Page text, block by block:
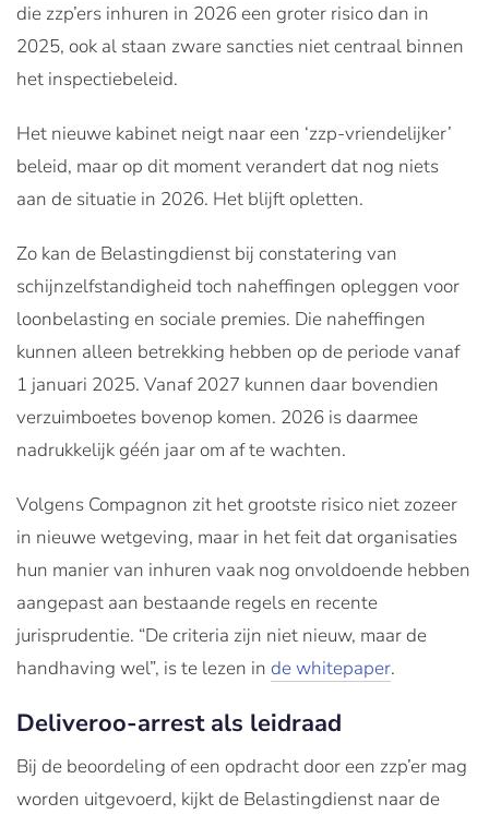
die zzp’ers inhuren in 2026 een groter risico dan in
2025, ook al staan zware sancties niet centraal binnen
het inspectiebeleid.
Het nieuwe kabinet neigt naar een ‘zzp-vriendelijker’
beleid, maar op dit moment verandert dat nog niets
aan de situatie in 2026. Het blijft opletten.
Zo kan de Belastingdienst bij constatering van
schijnzelfstandigheid toch naheffingen opleggen voor
loonbelasting en sociale premies. Die naheffingen
kunnen alleen betrekking hebben op de periode vanaf
1 januari 2025. Vanaf 2027 kunnen daar bovendien
verzuimboetes bovenop komen. 2026 is daarmee
nadrukkelijk géén jaar om af te wachten.
Volgens Compagnon zit het grootste risico niet zozeer
in nieuwe wetgeving, maar in het feit dat organisaties
hun manier van inhuren vaak nog onvoldoende hebben
aangepast aan bestaande regels en recente
jurisprudentie. “De criteria zijn niet nieuw, maar de
handhaving wel”, is te lezen in de whitepaper.
Deliveroo-arrest als leidraad
Bij de beoordeling of een opdracht door een zzp’er mag
worden uitgevoerd, kijkt de Belastingdienst naar de